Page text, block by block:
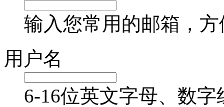
输入您常用的邮箱，
用户名
6-16位英文字母、数字